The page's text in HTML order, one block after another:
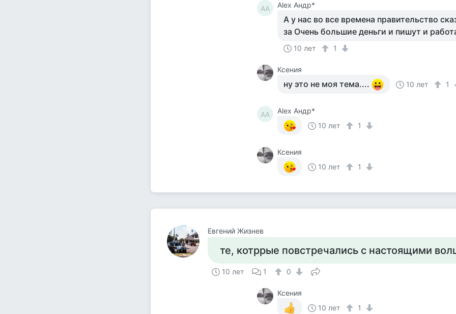
AA Alex Aндр*
А у нас во все времена правительство
за Очень большие деньги и пишут и
10 лет 1
Ксения
ну это не моя тема.... 10 лет 1
AA
Alex Aндр*
10 лет
1
Ксения
10 лет
1
Евгений Жизнев
те, котррые повстречались с настоящими
10 лет 1 0
Ксения
10 лет
1